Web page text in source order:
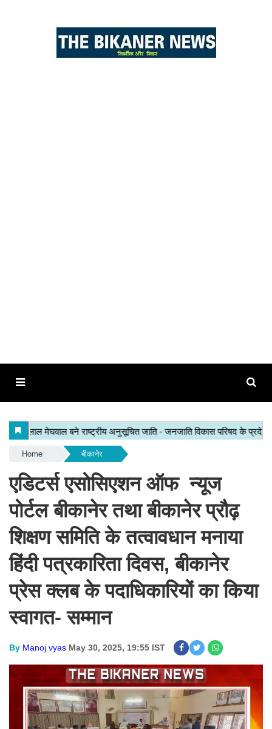
Home बीकानेर
एडिटर्स एसोसिएशन ऑफ न्यूज
पोर्टल बीकानेर तथा बीकानेर प्रौढ़
शिक्षण समिति के तत्वावधान मनाया
हिंदी पत्रकारिता दिवस, बीकानेर
प्रेस क्लब के पदाधिकारियों का किया
स्वागत- सम्मान
By Manoj vyas May 30, 2025, 19:55 IST